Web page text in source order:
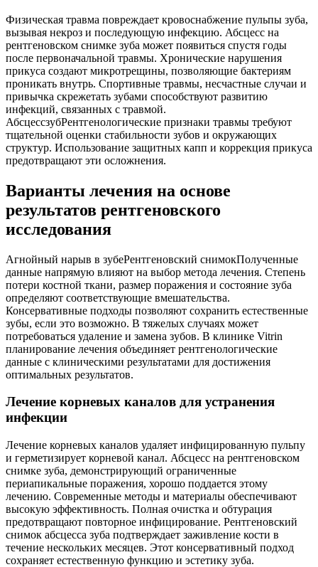
Физическая травма повреждает кровоснабжение пульпы зуба,
вызывая некроз и последующую инфекцию. Абсцесс на
рентгеновском снимке зуба может появиться спустя годы
после первоначальной травмы. Хронические нарушения
прикуса создают микротрещины, позволяющие бактериям
проникать внутрь. Спортивные травмы, несчастные случаи и
привычка скрежетать зубами способствуют развитию
инфекций, связанных с травмой.
АбсцессзубРентгенологические признаки травмы требуют
тщательной оценки стабильности зубов и окружающих
структур. Использование защитных капп и коррекция прикуса
предотвращают эти осложнения.
Варианты лечения на основе
результатов рентгеновского
исследования
Агнойный нарыв в зубеРентгеновский снимокПолученные
данные напрямую влияют на выбор метода лечения. Степень
потери костной ткани, размер поражения и состояние зуба
определяют соответствующие вмешательства.
Консервативные подходы позволяют сохранить естественные
зубы, если это возможно. В тяжелых случаях может
потребоваться удаление и замена зубов. В клинике Vitrin
планирование лечения объединяет рентгенологические
данные с клиническими результатами для достижения
оптимальных результатов.
Лечение корневых каналов для устранения
инфекции
Лечение корневых каналов удаляет инфицированную пульпу
и герметизирует корневой канал. Абсцесс на рентгеновском
снимке зуба, демонстрирующий ограниченные
периапикальные поражения, хорошо поддается этому
лечению. Современные методы и материалы обеспечивают
высокую эффективность. Полная очистка и обтурация
предотвращают повторное инфицирование. Рентгеновский
снимок абсцесса зуба подтверждает заживление кости в
течение нескольких месяцев. Этот консервативный подход
сохраняет естественную функцию и эстетику зуба.